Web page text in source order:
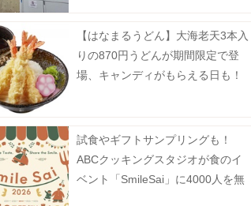
【はなまるうどん】大海老天3本入
りの870円うどんが期間限定で登
場、キャンディがもらえる日も！
試食やギフトサンプリングも！
ABCクッキングスタジオが食のイ
ベント「SmileSai」に4000人を無